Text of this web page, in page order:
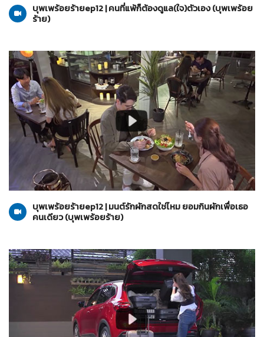
บุพเพร้อยร้ายep12 | คนที่แพ้ก็ต้องดูแล(ใจ)ตัวเอง (บุพเพร้อย
ร้าย)
06-07-2565
บุพเพร้อยร้าย
บุพเพร้อยร้ายep12 | มนต์รักผักสดใช่ไหม ยอมกินผักเพื่อเธอ
คนเดียว (บุพเพร้อยร้าย)